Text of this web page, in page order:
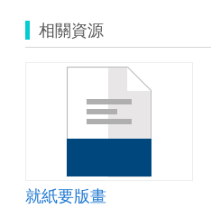
相關資源
就紙要版畫